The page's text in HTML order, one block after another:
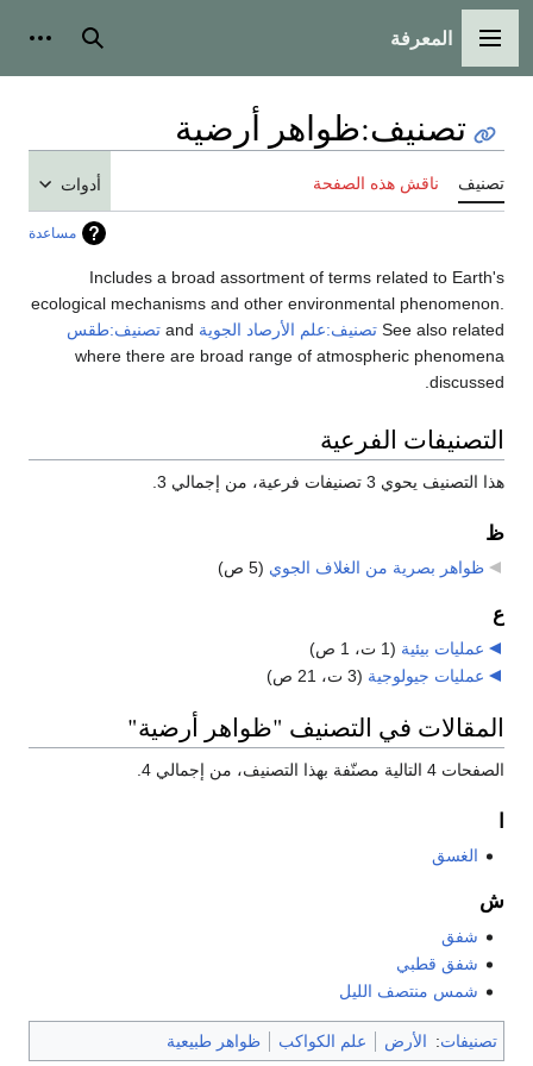
القائمة الرئيسية
المعرفة بحث
تصنيف:ظواهر أرضية
تصنيف ناقش هذه الصفحة أدوات
مساعدة
Includes a broad assortment of terms related to Earth's
ecological mechanisms and other environmental phenomenon.
See also related تصنيف:علم الأرصاد الجوية
تصنيف:طقس
where there are broad range of atmospheric phenomena
discussed.
التصنيفات الفرعية
هذا التصنيف يحوي 3 تصنيفات فرعية، من إجمالي 3.
ظ
ظواهر بصرية من الغلاف الجوي (5 ص)
ع
عمليات بيئية (1 ت، 1 ص)
عمليات جيولوجية (3 ت، 21 ص)
المقالات في التصنيف "ظواهر أرضية"
الصفحات 4 التالية مصنّفة بهذا التصنيف، من إجمالي 4.
الغسق
ش
شفق
شفق قطبي
شمس منتصف الليل
تصنيفات: الأرض علم الكواكب ظواهر طبيعية